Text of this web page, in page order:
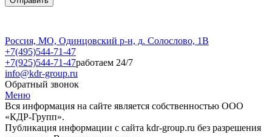
Россия, МО, Одинцовский р-н, д. Солослово, 1В
+7(495)544-71-47
+7(925)544-71-47работаем 24/7
info@kdr-group.ru
Обратный звонок
Меню
Вся информация на сайте является собственностью ООО
«КДР-Групп».
Публикация информации с сайта kdr-group.ru без разрешения